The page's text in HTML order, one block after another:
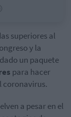
superiores al
y la
un paquete
para hacer
coronavirus.
a pesar en el